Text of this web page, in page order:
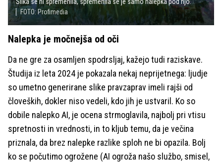
FOTO: Profimedia
Nalepka je močnejša od oči
Da ne gre za osamljen spodrsljaj, kažejo tudi raziskave.
Študija iz leta 2024 je pokazala nekaj neprijetnega: ljudje
so umetno generirane slike pravzaprav imeli rajši od
človeških, dokler niso vedeli, kdo jih je ustvaril. Ko so
dobile nalepko AI, je ocena strmoglavila, najbolj pri vtisu
spretnosti in vrednosti, in to kljub temu, da je večina
priznala, da brez nalepke razlike sploh ne bi opazila. Bolj
ko se počutimo ogrožene (AI ogroža našo službo, smisel,